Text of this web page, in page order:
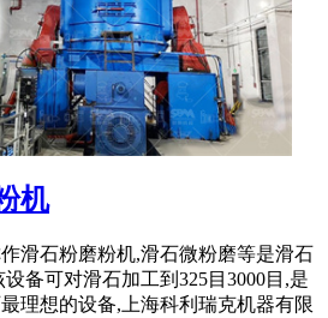
机
滑石粉磨粉机,滑石微粉磨等是滑石
备可对滑石加工到325目3000目,是
理想的设备,上海科利瑞克机器有限